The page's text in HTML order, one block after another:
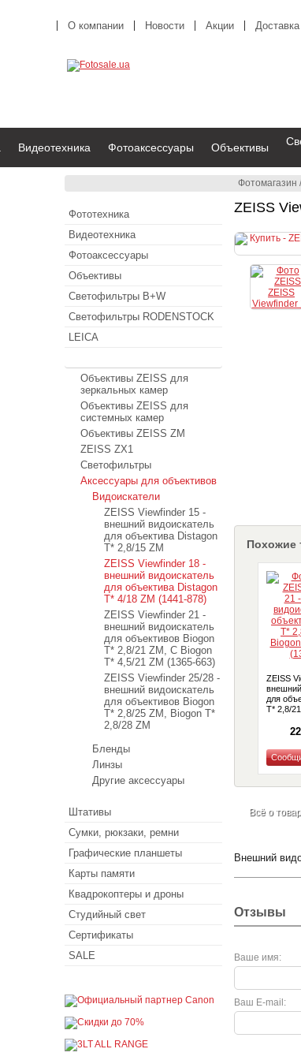
Фотомагазин
ZEISS
Похожие
ZEISS
для
T* 2,8/
Всё о
Внешний
Отзывы
Ваше имя:
Ваш E-mail:
О компании Новости Акции
Видеотехника Фотоаксессуары Объективы
Фототехника
Видеотехника
Фотоаксессуары
Объективы
Светофильтры B+W
Светофильтры RODENSTOCK
LEICA
Объективы ZEISS для
зеркальных камер
Объективы ZEISS для
системных камер
Объективы ZEISS ZM
ZEISS ZX1
Светофильтры
Аксессуары для объективов
Видоискатели
ZEISS Viewfinder 15 -
внешний видоискатель
для объектива Distagon
T* 2,8/15 ZM
ZEISS Viewfinder 18 -
внешний видоискатель
для объектива Distagon
T* 4/18 ZM (1441-878)
ZEISS Viewfinder 21 -
внешний видоискатель
для объективов Biogon
T* 2,8/21 ZM, C Biogon
T* 4,5/21 ZM (1365-663)
ZEISS Viewfinder 25/28 -
внешний видоискатель
для объективов Biogon
T* 2,8/25 ZM, Biogon T*
2,8/28 ZM
Бленды
Линзы
Другие аксессуары
Штативы
Сумки, рюкзаки, ремни
Графические планшеты
Карты памяти
Квадрокоптеры и дроны
Студийный свет
Сертификаты
SALE